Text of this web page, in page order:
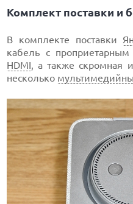
Комплект поставки и
В комплекте поставки
кабель с
HDMI, а также скромная
несколько